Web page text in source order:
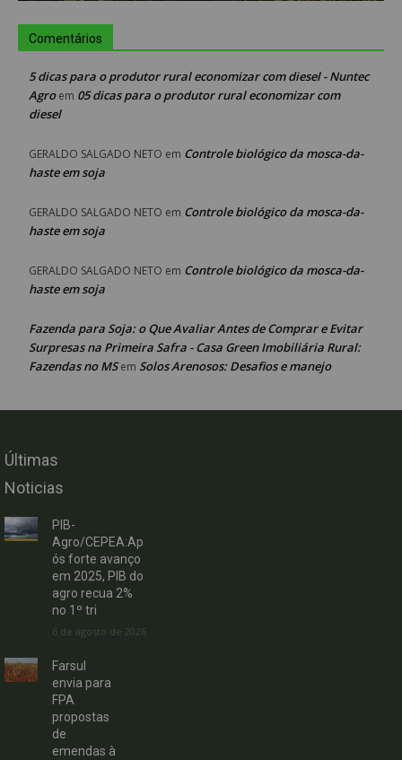
Comentários
5 dicas para o produtor rural economizar com diesel - Nuntec
Agroem 05 dicas para o produtor rural economizar com
diesel
GERALDO SALGADO NETO em Controle biológico da mosca-da-
haste em soja
GERALDO SALGADO NETO em Controle biológico da mosca-da-
haste em soja
GERALDO SALGADO NETO em Controle biológico da mosca-da-
haste em soja
Fazenda para Soja: o Que Avaliar Antes de Comprar e Evitar
Surpresas na Primeira Safra - Casa Green Imobiliária Rural:
Fazendas no MSem Solos Arenosos: Desafios e manejo
Últimas
Noticias
PIB-
Agro/CEPEA:Ap
ós forte avanço
em 2025, PIB do
agro recua 2%
no 1º tri
6 de agosto de 2026
Farsul
envia para
FPA
propostas
de
emendas à